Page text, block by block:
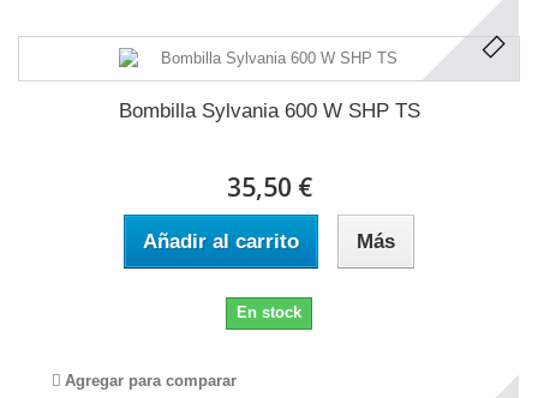
Bombilla Sylvania 600 W SHP TS
35,50 €
Añadir al carrito Más
En stock
Agregar para comparar